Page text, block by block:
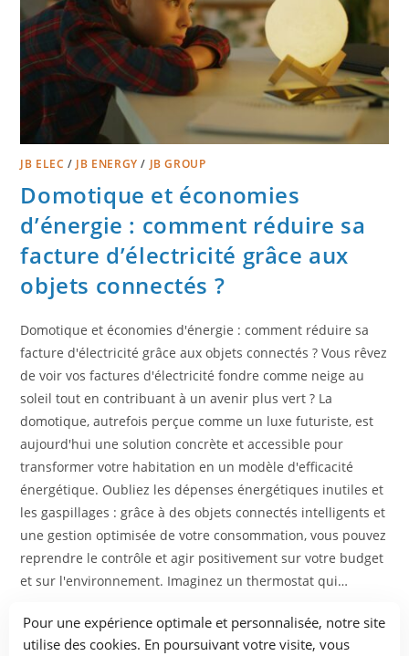
JB ELEC /JB ENERGY /JB GROUP
Domotique et économies
d’énergie : comment réduire sa
facture d’électricité grâce aux
objets connectés ?
Domotique et économies d'énergie : comment réduire sa
facture d'électricité grâce aux objets connectés ? Vous rêvez
de voir vos factures d'électricité fondre comme neige au
soleil tout en contribuant à un avenir plus vert ? La
domotique, autrefois perçue comme un luxe futuriste, est
aujourd'hui une solution concrète et accessible pour
transformer votre habitation en un modèle d'efficacité
énergétique. Oubliez les dépenses énergétiques inutiles et
les gaspillages : grâce à des objets connectés intelligents et
une gestion optimisée de votre consommation, vous pouvez
reprendre le contrôle et agir positivement sur votre budget
et sur l'environnement. Imaginez un thermostat qui…
COMMENTAIRES FERMÉS JUIN 11, 2025
Pour une expérience optimale et personnalisée, notre site
utilise des cookies. En poursuivant votre visite, vous